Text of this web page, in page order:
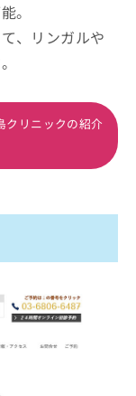
。
、リンガルや
クリニックの紹介